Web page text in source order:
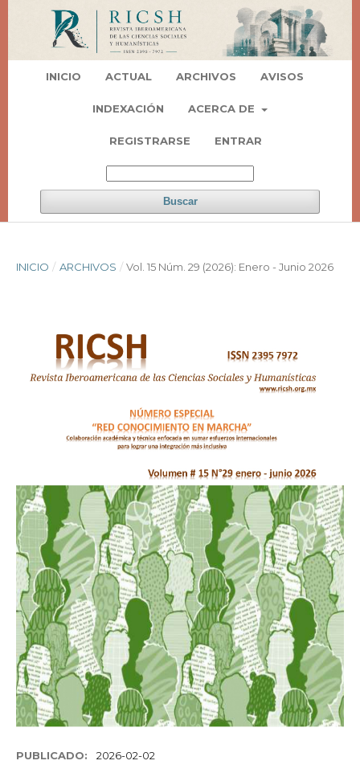
INICIO ACTUAL ARCHIVOS AVISOS
INDEXACIÓN ACERCA DE
REGISTRARSE ENTRAR
Buscar
INICIO / ARCHIVOS / Vol. 15 Núm. 29 (2026): Enero - Junio 2026
PUBLICADO: 2026-02-02